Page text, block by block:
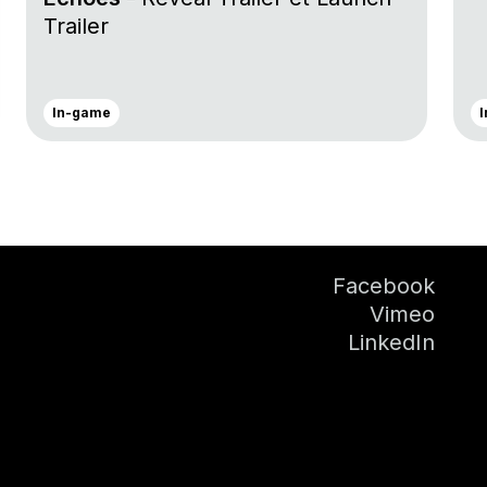
Trailer
In-game
Facebook
Vimeo
LinkedIn